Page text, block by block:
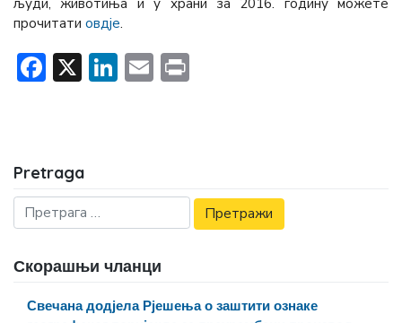
прочитати овдје.
Facebook
X LinkedIn
Email
Pretraga
Скорашњи чланци
Свечана додјела Рјешења о заштити ознаке